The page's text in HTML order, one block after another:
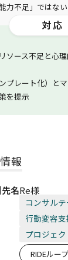
力不足」ではな
対応
ソース不足と心
プレート化）と
を提示
報
名Re様
コンサル
行動変容支
プロジェ
RIDEルー